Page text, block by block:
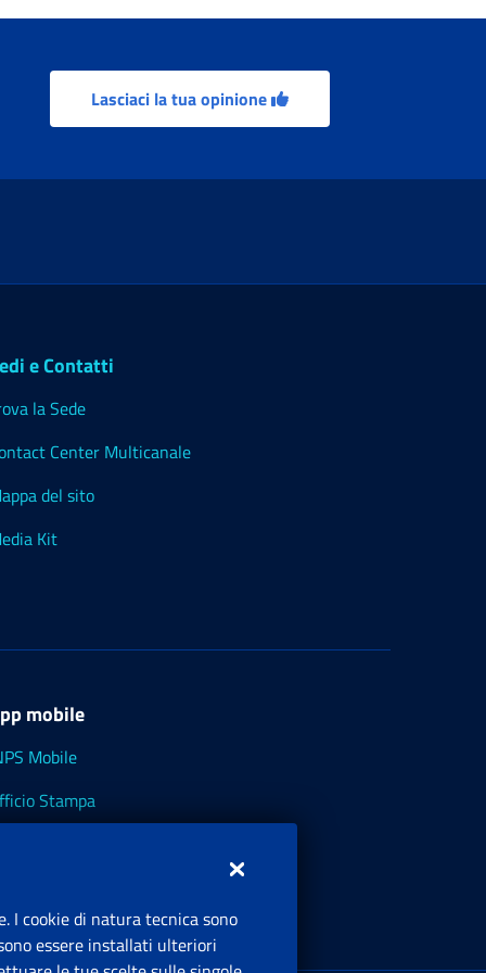
Lasciaci la tua opinione
e Contatti
la Sede
Center Multicanale
del sito
Kit
mobile
Mobile
Stampa
I cookie di natura tecnica sono
essere installati ulteriori